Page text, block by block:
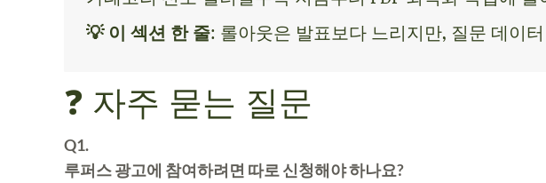
💡 이 섹션 한 줄: 롤아웃은 발표보다 느리지만, 질문 데이
❓ 자주 묻는 질문
Q1.
루퍼스 광고에 참여하려면 따로 신청해야 하나요?